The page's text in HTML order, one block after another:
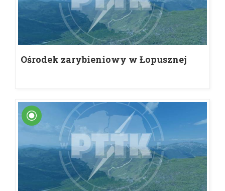
Ośrodek zarybieniowy w Łopusznej